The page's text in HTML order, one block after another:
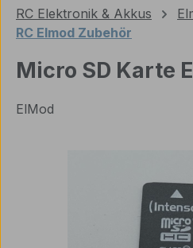
RC Elektronik & Akkus
RC Elmod Zubehör
Micro SD Karte
ElMod